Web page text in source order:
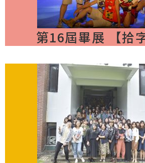
第16屆畢展 【拾